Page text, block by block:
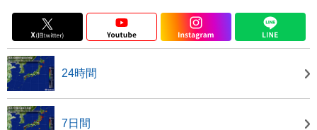
24時間
7日間